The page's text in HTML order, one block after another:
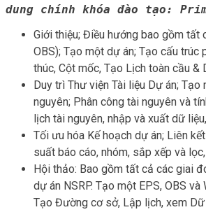
dung chính khóa đào tạo:
Giới thiệu; Điều hướng bao gồm tất
OBS); Tạo một dự án; Tạo cấu
thúc, Cột mốc, Tạo Lịch toàn cầu &
Duy trì Thư viện Tài liệu Dự án;
nguyên; Phân công tài nguyên và
lịch tài nguyên, nhập và xuất dữ
Tối ưu hóa Kế hoạch dự án; Liên
suất báo cáo, nhóm, sắp xếp và
Hội thảo: Bao gồm tất cả các giai
dự án NSRP. Tạo một EPS, OBS
Tạo Đường cơ sở, Lập lịch, xem Dữ